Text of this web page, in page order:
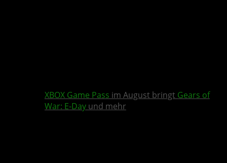
XBOX Game Pass im August bringt Gears of
War: E-Day und mehr